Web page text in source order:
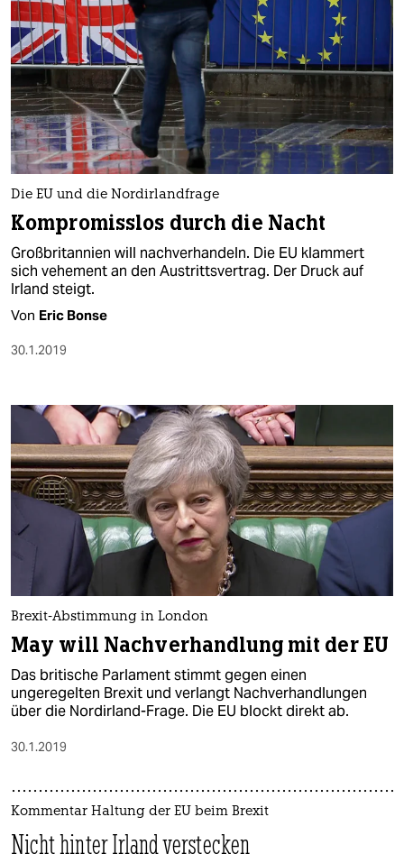
Die EU und die Nordirlandfrage
Kompromisslos durch die Nacht
Großbritannien will nachverhandeln. Die EU klammert
sich vehement an den Austrittsvertrag. Der Druck auf
Irland steigt.
Von Eric Bonse
30.1.2019
Brexit-Abstimmung in London
May will Nachverhandlung mit der EU
Das britische Parlament stimmt gegen einen
ungeregelten Brexit und verlangt Nachverhandlungen
über die Nordirland-Frage. Die EU blockt direkt ab.
30.1.2019
Kommentar Haltung der EU beim Brexit
Nicht hinter Irland verstecken